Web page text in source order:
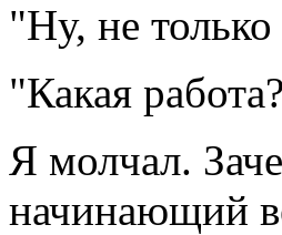
"Ну, не
"Какая
Я молчал.
начинающий